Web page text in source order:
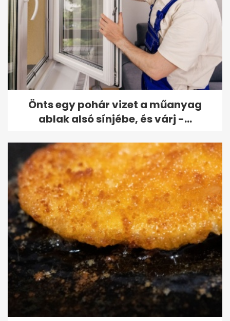
Önts egy pohár vizet a műanyag
ablak alsó sínjébe, és várj -...